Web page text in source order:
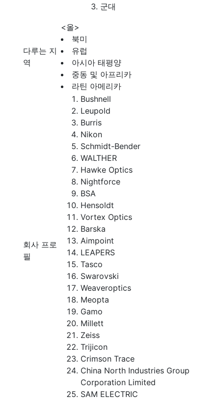
군대
다루는 지
역
<올>
북미
유럽
아시아 태평양
중동 및 아프리카
라틴 아메리카
회사 프로
필
Bushnell
Leupold
Burris
Nikon
Schmidt-Bender
WALTHER
Hawke Optics
Nightforce
BSA
Hensoldt
Vortex Optics
Barska
Aimpoint
LEAPERS
Tasco
Swarovski
Weaveroptics
Meopta
Gamo
Millett
Zeiss
Trijicon
Crimson Trace
China North Industries Group
Corporation Limited
SAM ELECTRIC